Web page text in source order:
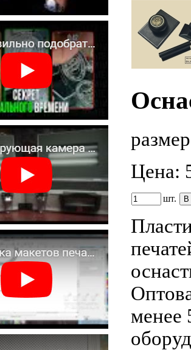
Цена:
шт.
менее